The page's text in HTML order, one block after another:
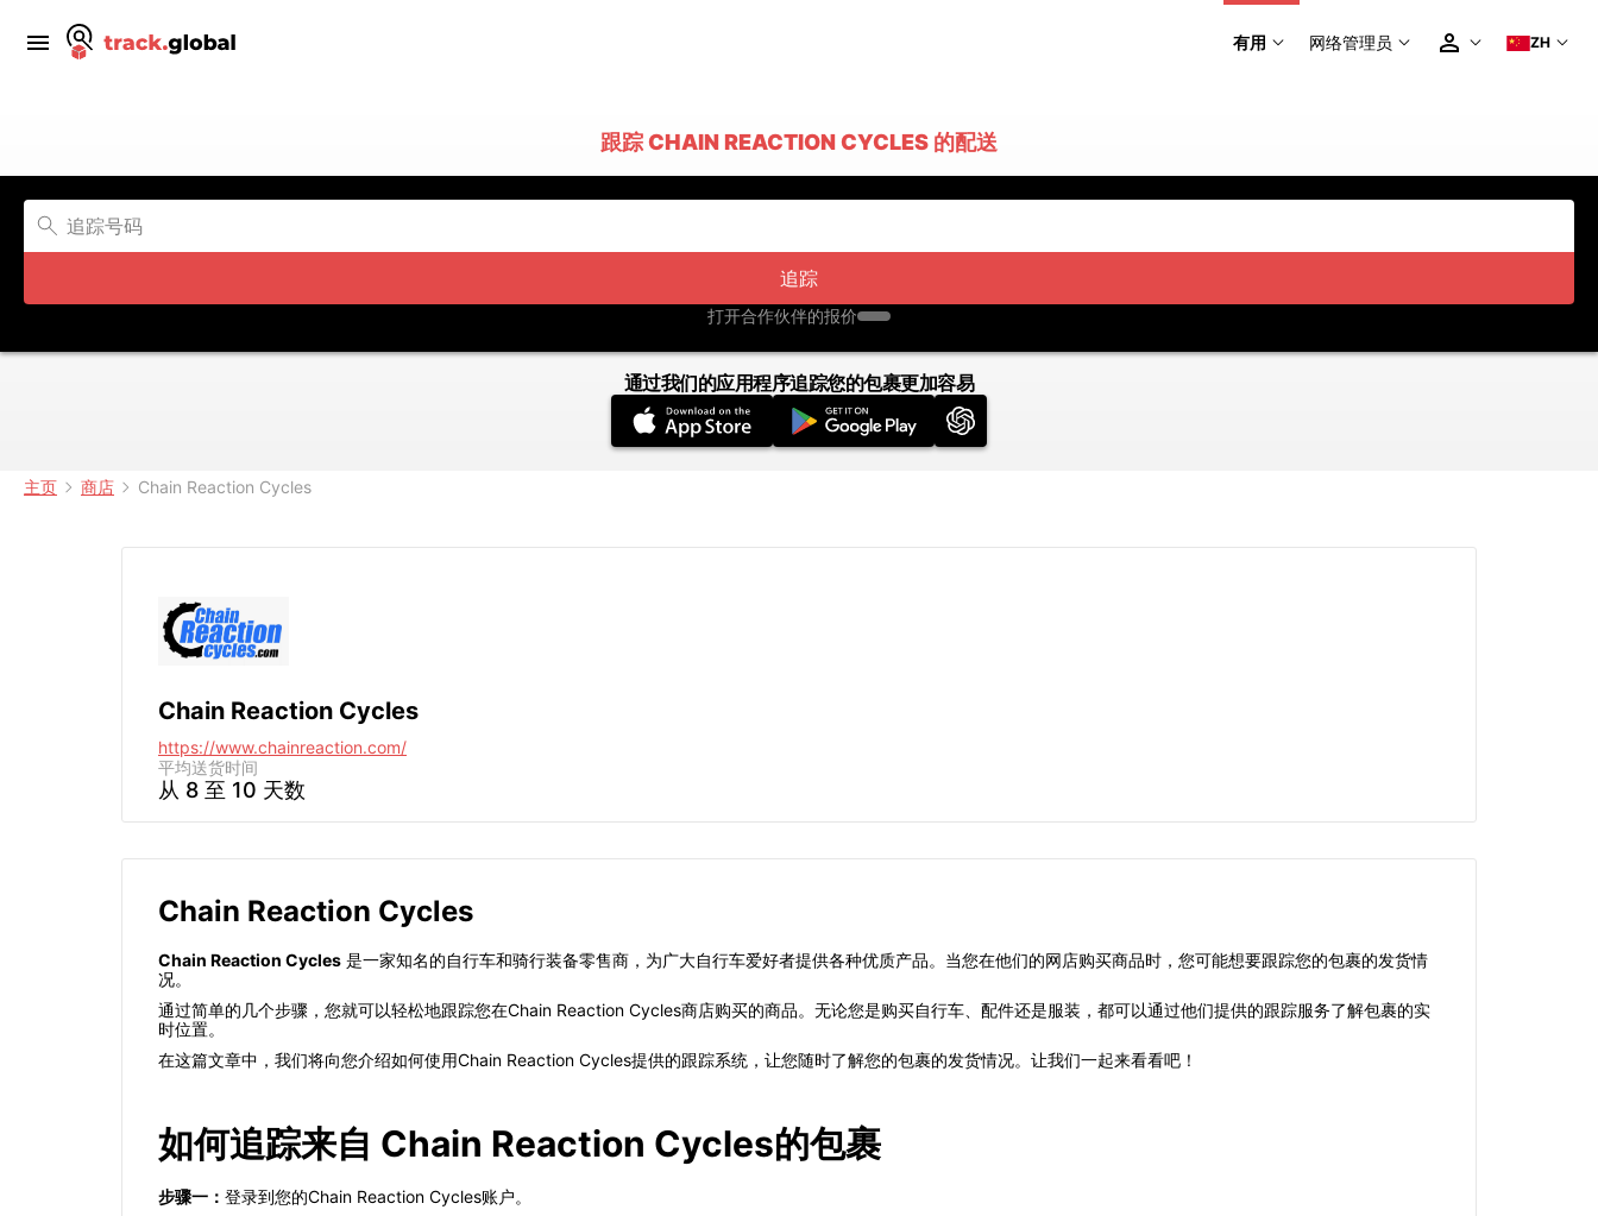
有用 网络管理员 ZH
跟踪 CHAIN REACTION CYCLES 的配送
追踪
打开合作伙伴的报价
通过我们的应用程序追踪您的包裹更加容易
主页 商店 Chain Reaction Cycles
Chain Reaction Cycles
https://www.chainreaction.com/
平均送货时间
从 8 至 10 天数
Chain Reaction Cycles
Chain Reaction Cycles 是一家知名的自行车和骑行装备零售商，为广大自行车爱好者提供各种优质产品。当您在他们的网店购买商品时，您可能想要跟踪您的包裹的发货情
况。
通过简单的几个步骤，您就可以轻松地跟踪您在Chain Reaction Cycles商店购买的商品。无论您是购买自行车、配件还是服装，都可以通过他们提供的跟踪服务了解包裹的实
时位置。
在这篇文章中，我们将向您介绍如何使用Chain Reaction Cycles提供的跟踪系统，让您随时了解您的包裹的发货情况。让我们一起来看看吧！
如何追踪来自 Chain Reaction Cycles的包裹
步骤一： 登录到您的Chain Reaction Cycles账户。